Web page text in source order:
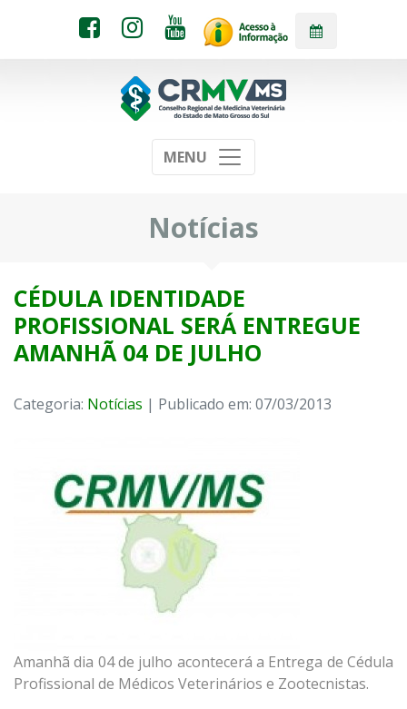
MENU
Notícias
CÉDULA IDENTIDADE
PROFISSIONAL SERÁ ENTREGUE
AMANHÃ 04 DE JULHO
Categoria: Notícias | Publicado em: 07/03/2013
Amanhã dia 04 de julho acontecerá a Entrega de Cédula
Profissional de Médicos Veterinários e Zootecnistas.